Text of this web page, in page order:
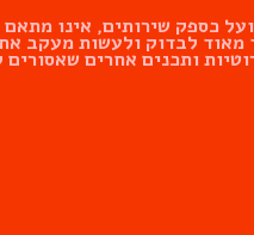
פועל כספק שירותים, אינו
מאוד לבדוק ולעשות
ותכנים אחרים שאסורים